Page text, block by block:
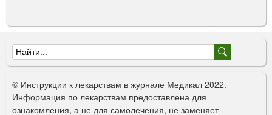
Ф
о
р
© Инструкции к лекарствам в журнале Медикал 2022.
Информация по лекарствам предоставлена для
ознакомления, а не для самолечения, не заменяет